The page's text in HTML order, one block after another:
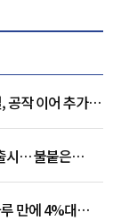
공작 이어 추가
시… 불붙은
만에 4%대